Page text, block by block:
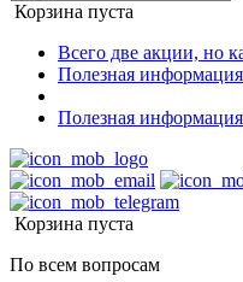
Корзина пуста
Всего две акции, но
Полезная информация
Полезная информация
Корзина пуста
По всем вопросам